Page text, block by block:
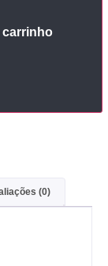
carrinho
(0)